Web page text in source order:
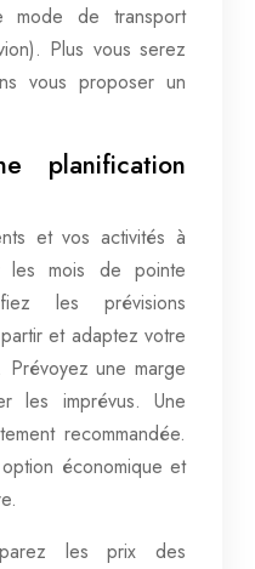
mode de transport
Plus vous serez
vous proposer un
planification
et vos activités à
les mois de pointe
les prévisions
et adaptez votre
Prévoyez une marge
les imprévus. Une
recommandée.
économique et
les prix des